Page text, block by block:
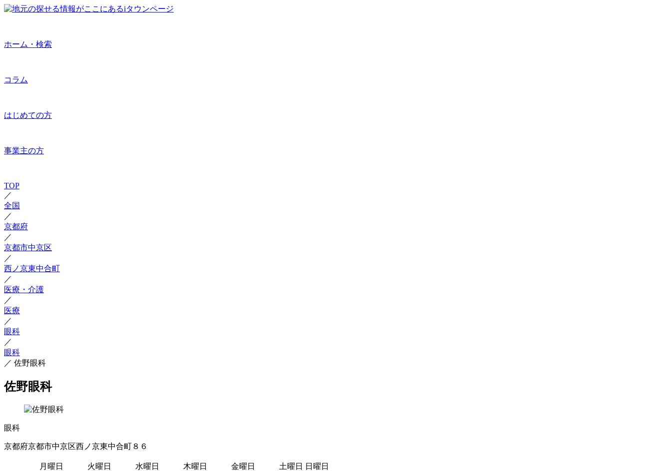
ホーム・検索
コラム
はじめての方
事業主の方
TOP
／
全国
／
京都府
／
京都市中京区
／
西ノ京東中合町
／
医療・介護
／
医療
／
眼科
／
眼科
／ 佐野眼科
佐野眼科
眼科
京都府京都市中京区西ノ京東中合町８６
月曜日 火曜日 水曜日 木曜日 金曜日 土曜日
日曜日